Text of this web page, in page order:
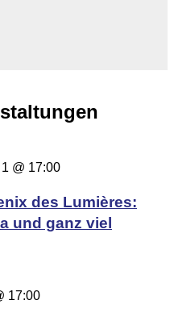
@ 17:00
des Lumières:
und ganz viel
17:00